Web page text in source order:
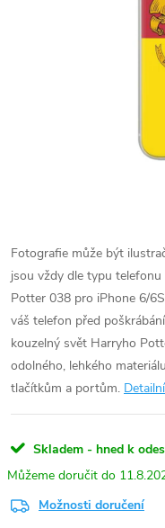
Fotografie může být
jsou vždy dle typu
Potter 038 pro iPhone 6/
váš telefon před
kouzelný svět Harryho
odolného, lehkého
tlačítkům a portům.
Skladem - hned k
Možnosti doručení